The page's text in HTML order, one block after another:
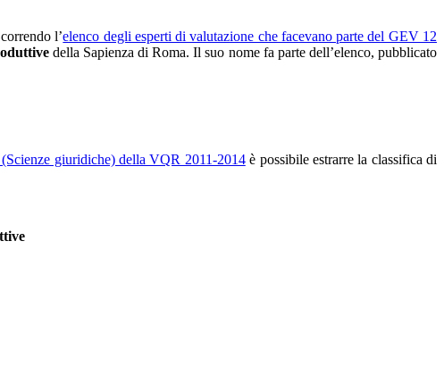
l’elenco degli esperti di valutazione che facevano parte del GEV 12
della Sapienza di Roma. Il suo nome fa parte dell’elenco, pubblicato
giuridiche) della VQR 2011-2014è possibile estrarre la classifica di